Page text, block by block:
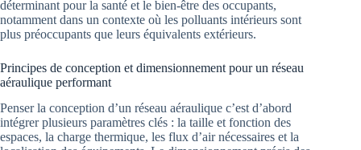
déterminant pour la santé et le bien-être des occupants,
notamment dans un contexte où les polluants intérieurs sont
plus préoccupants que leurs équivalents extérieurs.
Principes de conception et dimensionnement pour un réseau
aéraulique performant
Penser la conception d’un réseau aéraulique c’est d’abord
intégrer plusieurs paramètres clés : la taille et fonction des
espaces, la charge thermique, les flux d’air nécessaires et la